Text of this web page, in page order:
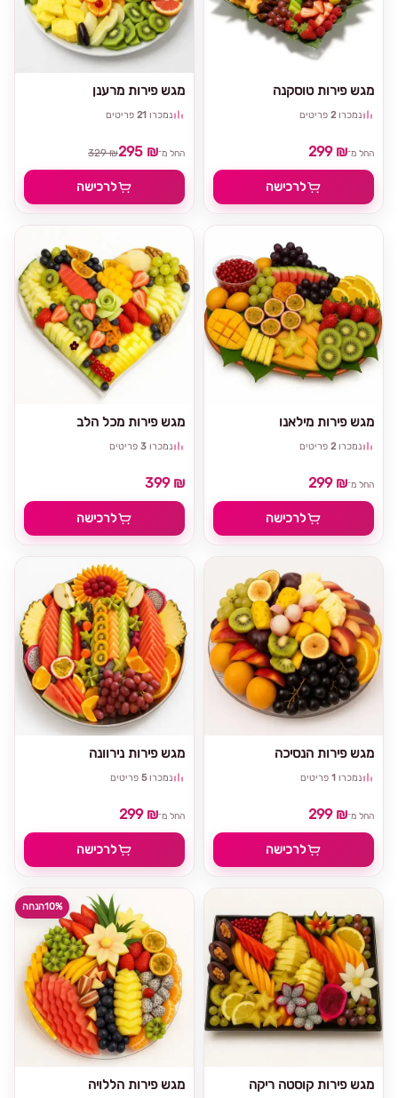
מגש פירות מרענן
נמכרו 21 פריטים
החל מ־295 ₪
329 ₪
לרכישה
מגש פירות טוסקנה
נמכרו 2 פריטים
החל מ־299 ₪
לרכישה
מגש פירות מכל הלב
נמכרו 3 פריטים
399 ₪
לרכישה
מגש פירות מילאנו
נמכרו 2 פריטים
החל מ־299 ₪
לרכישה
מגש פירות נירוונה
נמכרו5 פריטים
החל מ־299 ₪
לרכישה
מגש פירות הנסיכה
נמכרו 1 פריטים
החל מ־299 ₪
לרכישה
10%הנחה
מגש פירות הללויה מגש פירות קוסטה ריקה